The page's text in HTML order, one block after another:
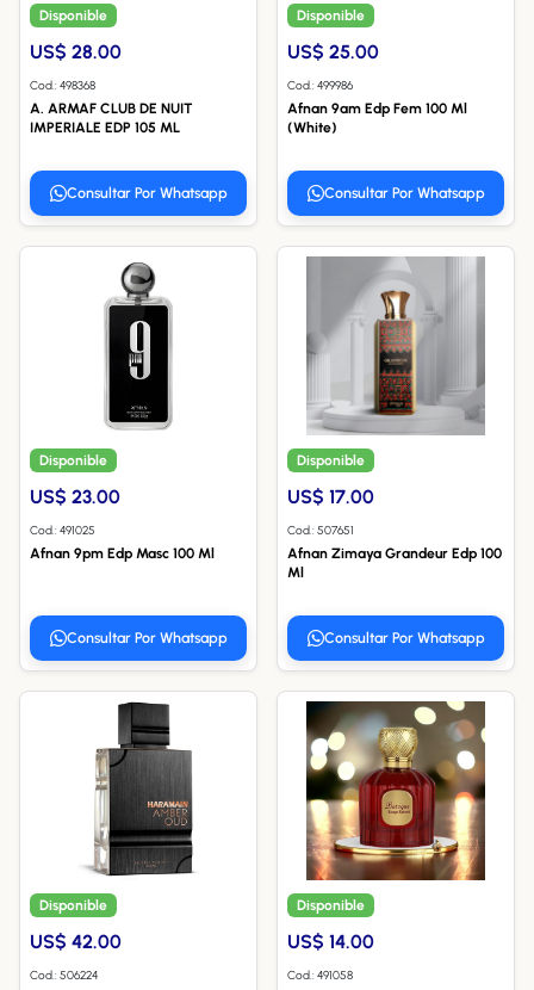
Disponible
US$ 28.00
Cod.: 498368
A. ARMAF CLUB DE NUIT
IMPERIALE EDP 105 ML
Consultar Por Whatsapp
Disponible
US$ 25.00
Cod.: 499986
Afnan 9am Edp Fem 100 Ml
(White)
Consultar Por Whatsapp
Disponible
US$ 23.00
Cod.: 491025
Afnan 9pm Edp Masc 100 Ml
Consultar Por Whatsapp
Disponible
US$ 17.00
Cod.: 507651
Afnan Zimaya Grandeur Edp 100
Ml
Consultar Por Whatsapp
Disponible
US$ 42.00
Cod.: 506224
Disponible
US$ 14.00
Cod.: 491058